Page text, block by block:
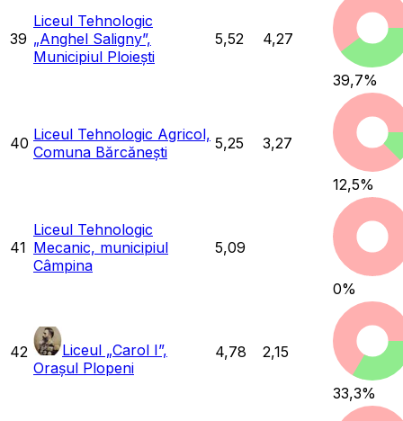
39
Liceul Tehnologic
„Anghel Saligny”,
Municipiul Ploiești
5,52 4,27
39,7%
40 Liceul Tehnologic Agricol,
Comuna Bărcănești
5,25 3,27
12,5%
41
Liceul Tehnologic
Mecanic, municipiul
Câmpina
5,09
0%
42
Liceul „Carol I”,
Orașul Plopeni
4,78 2,15
33,3%